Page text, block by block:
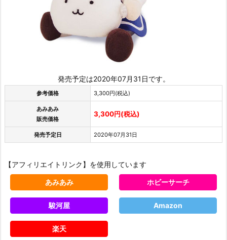
発売予定は2020年07月31日です。
参考価格 3,300円(税込)
あみあみ
販売価格
3,300円(税込)
発売予定日 2020年07月31日
【アフィリエイトリンク】を使用しています
あみあみ ホビーサーチ
駿河屋 Amazon
楽天